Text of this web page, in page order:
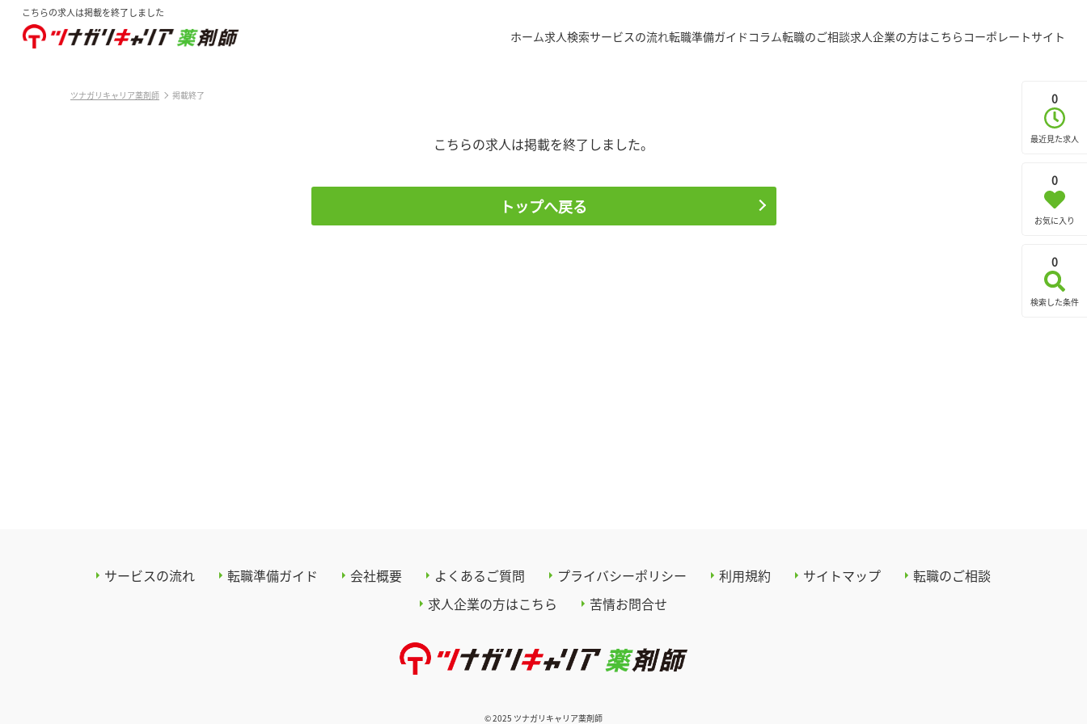
こちらの求人は掲載を終了しました
0
最近見た求人
0
お気に入り
0
検索した条件
ホーム求人検索サービスの流れ転職準備ガイド コラム転職のご相談求人企業の方はこちら コーポレートサイト
ツナガリキャリア薬剤師 掲載終了
こちらの求人は掲載を終了しました。
トップへ戻る
サービスの流れ 転職準備ガイド 会社概要 よくあるご質問 プライバシーポリシー 利用規約 サイトマップ
転職のご相談
求人企業の方はこちら
苦情お問合せ
© 2025 ツナガリキャリア薬剤師